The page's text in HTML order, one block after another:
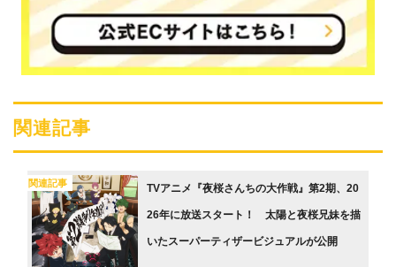
関連記事
関連記事 TVアニメ『夜桜さんちの大作戦』第2期、20
26年に放送スタート！ 太陽と夜桜兄妹を描
いたスーパーティザービジュアルが公開